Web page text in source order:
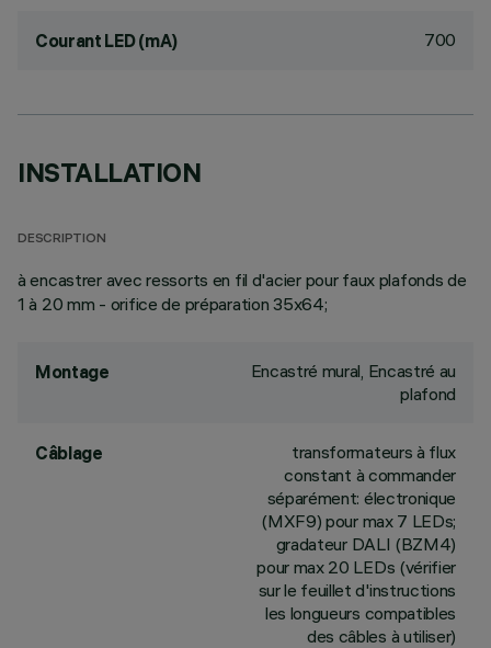
Courant LED (mA) 700
INSTALLATION
DESCRIPTION
à encastrer avec ressorts en fil d'acier pour faux plafonds de
1 à 20 mm - orifice de préparation 35x64;
Montage
Encastré mural, Encastré au
plafond
Câblage
transformateurs à flux
constant à commander
séparément: électronique
(MXF9) pour max 7 LEDs;
gradateur DALI (BZM4)
pour max 20 LEDs (vérifier
sur le feuillet d'instructions
les longueurs compatibles
des câbles à utiliser)